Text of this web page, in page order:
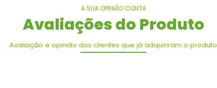
A SUA OPINIÃO CONTA
Avaliações do Produto
Avaliação e opinião dos clientes que já adquiriram o produto